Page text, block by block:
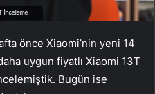
önce Xiaomi’nin yeni 14
uygun fiyatlı Xiaomi 13T
Bugün ise